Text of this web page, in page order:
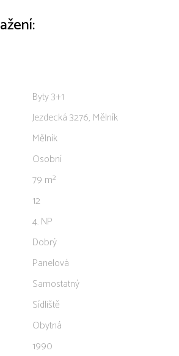
Byty 3+1
Jezdecká 3276, Mělník
Mělník
Osobní
79 m²
12
4. NP
Dobrý
Panelová
Samostatný
Sídliště
Obytná
1990